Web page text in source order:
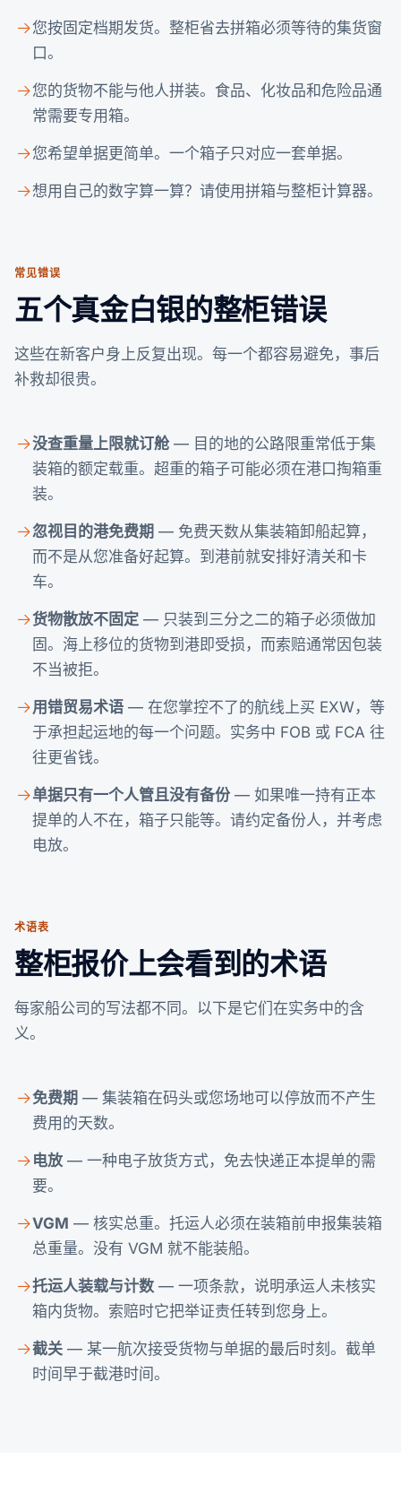
您按固定档期发货。整柜省去拼箱必须等待的集货窗
口。
您的货物不能与他人拼装。食品、化妆品和危险品通
常需要专用箱。
您希望单据更简单。一个箱子只对应一套单据。
想用自己的数字算一算？请使用拼箱与整柜计算器。
常见错误
五个真金白银的整柜错误
这些在新客户身上反复出现。每一个都容易避免，事后
补救却很贵。
没查重量上限就订舱— 目的地的公路限重常低于集
装箱的额定载重。超重的箱子可能必须在港口掏箱重
装。
忽视目的港免费期 — 免费天数从集装箱卸船起算，
而不是从您准备好起算。到港前就安排好清关和卡
车。
货物散放不固定 — 只装到三分之二的箱子必须做加
固。海上移位的货物到港即受损，而索赔通常因包装
不当被拒。
用错贸易术语 — 在您掌控不了的航线上买 EXW，等
于承担起运地的每一个问题。实务中 FOB 或 FCA 往
往更省钱。
单据只有一个人管且没有备份— 如果唯一持有正本
提单的人不在，箱子只能等。请约定备份人，并考虑
电放。
术语表
整柜报价上会看到的术语
每家船公司的写法都不同。以下是它们在实务中的含
义。
免费期 — 集装箱在码头或您场地可以停放而不产生
费用的天数。
电放— 一种电子放货方式，免去快递正本提单的需
要。
VGM — 核实总重。托运人必须在装箱前申报集装箱
总重量。没有 VGM 就不能装船。
托运人装载与计数 — 一项条款，说明承运人未核实
箱内货物。索赔时它把举证责任转到您身上。
截关 — 某一航次接受货物与单据的最后时刻。截单
时间早于截港时间。